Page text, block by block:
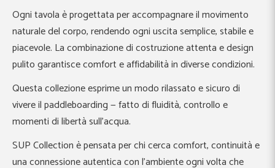
Ogni tavola è progettata per accompagnare il movimento
naturale del corpo, rendendo ogni uscita semplice, stabile e
piacevole. La combinazione di costruzione attenta e design
pulito garantisce comfort e affidabilità in diverse condizioni.
Questa collezione esprime un modo rilassato e sicuro di
vivere il paddleboarding — fatto di fluidità, controllo e
momenti di libertà sull’acqua.
SUP Collection è pensata per chi cerca comfort, continuità e
una connessione autentica con l’ambiente ogni volta che